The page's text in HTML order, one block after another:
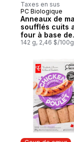
Taxes en sus
Coup de cœur
PC Biologique
Anneaux de
soufflés cuits
four à base de
plantes, saveur
142 g, 2,46 $/100g